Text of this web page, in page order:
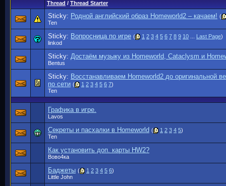
Thread / Thread Starter
Sticky: Родной английский образ Homeworld2 – качаем! (
Ten
Sticky: Вопросница по игре ( 1 2 3 4 5 6 7 8 9 10 Last Page)
linkod
Sticky: Достаём музыку из Homeworld, Cataclysm и
Bentus
Sticky: Восстанавливаем Homeworld2 до оригинальной
по сети ( 1 2 3 4 5 6 7)
Ten
Графика в игре.
Lavos
Секреты и пасхалки в Homeworld ( 1 2 3 4 5)
Ten
Как установить доп. карты HW2?
Вово4ка
Баджеты ( 1 2 3 4 5 6)
Little John